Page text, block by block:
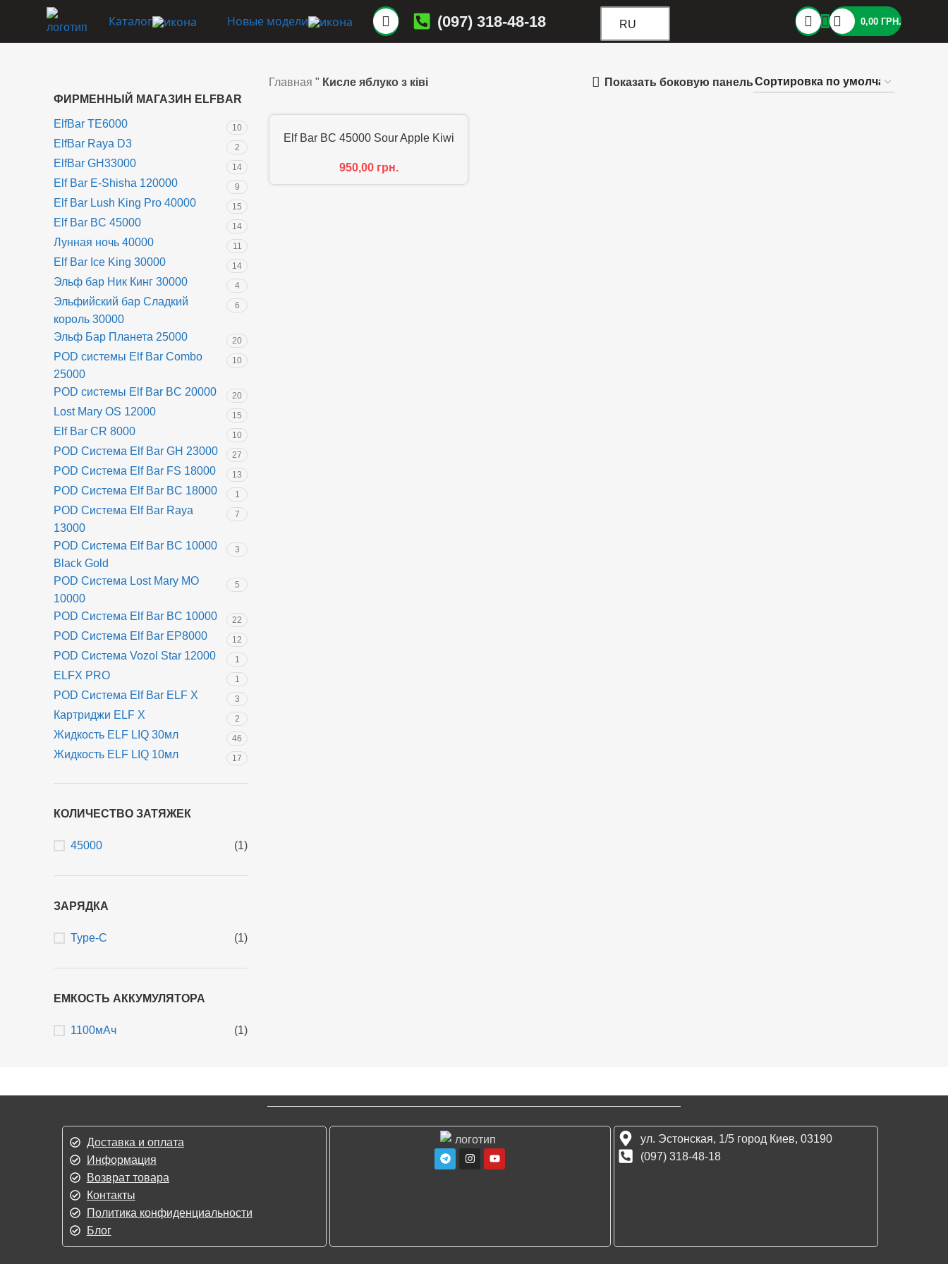
Каталог Новые модели (097) 318-48-18 RU 0,00 ГРН.
ФИРМЕННЫЙ МАГАЗИН ELFBAR
ElfBar TE6000 10
ElfBar Raya D3 2
ElfBar GH33000 14
Elf Bar E-Shisha 120000 9
Elf Bar Lush King Pro 40000 15
Elf Bar BC 45000 14
Лунная ночь 40000 11
Elf Bar Ice King 30000 14
Эльф бар Ник Кинг 30000 4
Эльфийский бар Сладкий
король 30000
6
Эльф Бар Планета 25000 20
POD системы Elf Bar Combo
25000
10
POD системы Elf Bar BC 20000 20
Lost Mary OS 12000 15
Elf Bar CR 8000 10
POD Система Elf Bar GH 23000 27
POD Система Elf Bar FS 18000 13
POD Система Elf Bar BC 18000 1
POD Система Elf Bar Raya
13000
7
POD Система Elf Bar BC 10000
Black Gold
3
POD Система Lost Mary MO
10000
5
POD Система Elf Bar BC 10000 22
POD Система Elf Bar EP8000 12
POD Система Vozol Star 12000 1
ELFX PRO 1
POD Система Elf Bar ELF X 3
Картриджи ELF X 2
Жидкость ELF LIQ 30мл 46
Жидкость ELF LIQ 10мл 17
КОЛИЧЕСТВО ЗАТЯЖЕК
45000 (1)
ЗАРЯДКА
Type-C (1)
ЕМКОСТЬ АККУМУЛЯТОРА
1100мАч (1)
Главная " Кисле яблуко з ківі Показать боковую панель
Elf Bar BC 45000 Sour Apple Kiwi
950,00 грн.
Доставка и оплата
Информация
Возврат товара
Контакты
Политика конфиденциальности
Блог
ул. Эстонская, 1/5 город Киев, 03190
(097) 318-48-18